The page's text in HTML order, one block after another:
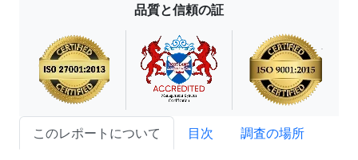
品質と信頼の証
このレポートについて 目次
調査の場所